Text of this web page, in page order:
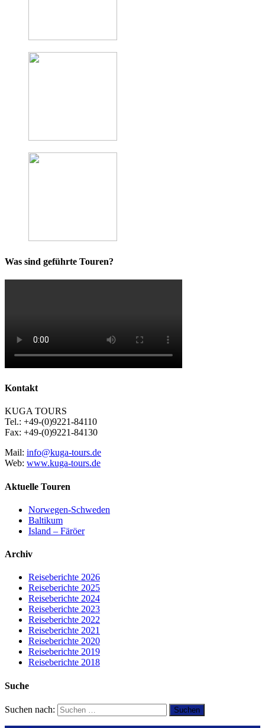
Was sind geführte Touren?
Kontakt
KUGA TOURS
Tel.: +49-(0)9221-84110
Fax: +49-(0)9221-84130
Mail: info@kuga-tours.de
Web: www.kuga-tours.de
Aktuelle Touren
Norwegen-Schweden
Baltikum
Island – Färöer
Archiv
Reiseberichte 2026
Reiseberichte 2025
Reiseberichte 2024
Reiseberichte 2023
Reiseberichte 2022
Reiseberichte 2021
Reiseberichte 2020
Reiseberichte 2019
Reiseberichte 2018
Suche
Suchen nach: